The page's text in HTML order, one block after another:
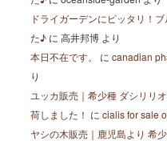
ドライガーデンにピッタリ！
た♪ に 高井邦博 より
本日不在です。
に canadian
り
ユッカ販売｜希少種 ダシリリ
荷しました！ に cialis for sale
ヤシの木販売｜鹿児島より 希